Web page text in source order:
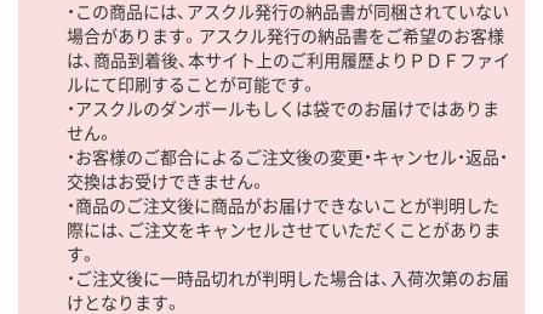
・この商品には、アスクル発行の納品書が同梱されていない
場合があります。アスクル発行の納品書をご希望のお客様
は、商品到着後、本サイト上のご利用履歴よりＰＤＦファイ
ルにて印刷することが可能です。
・アスクルのダンボールもしくは袋でのお届けではありま
せん。
・お客様のご都合によるご注文後の変更・キャンセル・返品・
交換はお受けできません。
・商品のご注文後に商品がお届けできないことが判明した
際には、ご注文をキャンセルさせていただくことがありま
す。
・ご注文後に一時品切れが判明した場合は、入荷次第のお届
けとなります。